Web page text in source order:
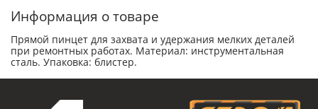
Информация о товаре
Прямой пинцет для захвата и удержания мелких деталей
при ремонтных работах. Материал: инструментальная
сталь. Упаковка: блистер.